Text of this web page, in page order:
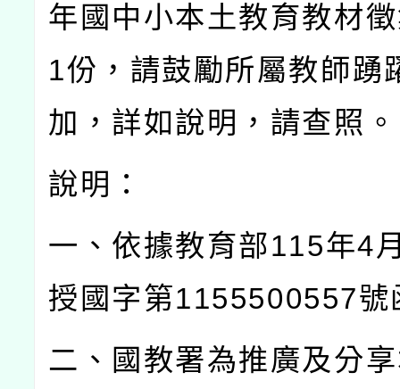
年國中小本土教育教材
1份，請鼓勵所屬教師踴
加，詳如說明，請查照。
說明：
一、依據教育部115年4
授國字第1155500557號
二、國教署為推廣及分